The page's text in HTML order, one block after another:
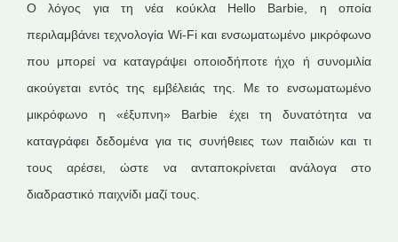
Ο λόγος για τη νέα κούκλα Hello Barbie, η οποία
περιλαμβάνει τεχνολογία Wi-Fi και ενσωματωμένο μικρόφωνο
που μπορεί να καταγράψει οποιοδήποτε ήχο ή συνομιλία
ακούγεται εντός της εμβέλειάς της. Με το ενσωματωμένο
μικρόφωνο η «έξυπνη» Barbie έχει τη δυνατότητα να
καταγράφει δεδομένα για τις συνήθειες των παιδιών και τι
τους αρέσει, ώστε να ανταποκρίνεται ανάλογα στο
διαδραστικό παιχνίδι μαζί τους.